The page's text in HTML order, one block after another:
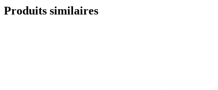
Produits similaires